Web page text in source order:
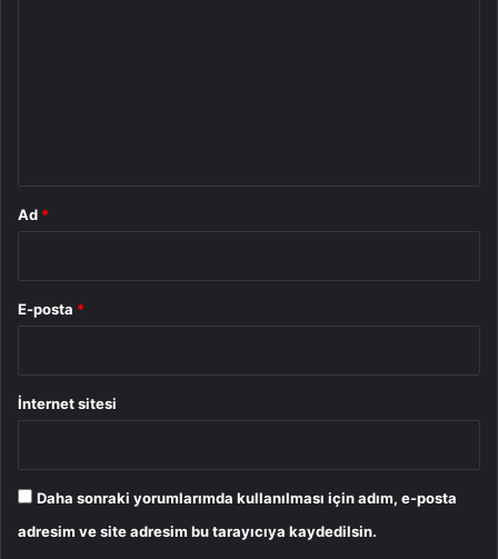
Ad *
E-posta *
İnternet sitesi
Daha sonraki yorumlarımda kullanılması için adım, e-posta
adresim ve site adresim bu tarayıcıya kaydedilsin.